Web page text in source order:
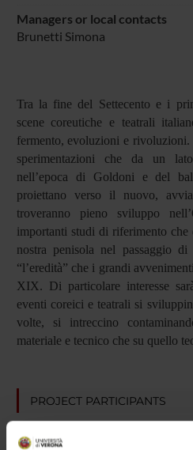
Managers or local contacts
Brunetti Simona
Tra la fine del Settecento e i
scene coreutiche e teatrali
fermento, evoluzioni e
sperimentazioni che da un
nell’epoca di Goldoni e del
proiettano verso il nuovo,
troveranno pieno sviluppo
importanti studi di riferimento che
nostra penisola nel passaggio
“l’eredità” che i grandi
XIX. Di particolare interesse
eventi coreici e teatrali si
volte, si intreccino
materiale e tecnico che su quello
PROJECT PARTICIPANTS